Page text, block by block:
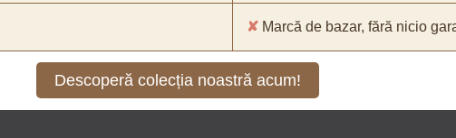
✘ Marcă de bazar, fără nicio
Descoperă colecția noastră acum!